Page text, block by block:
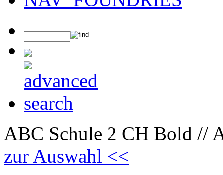
ABC Schule 2 CH Bold //
zur Auswahl <<